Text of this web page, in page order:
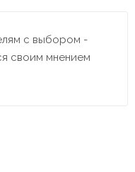
с выбором -
своим мнением